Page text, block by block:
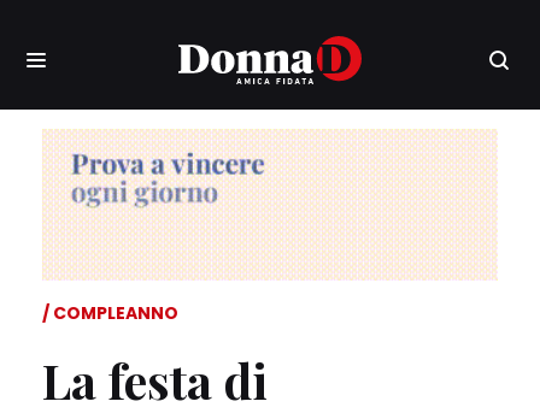
COMPLEANNO
La festa di